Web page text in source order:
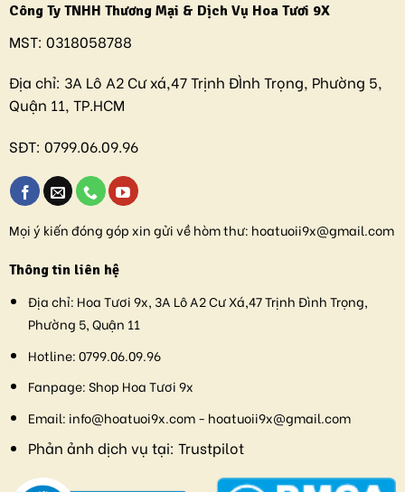
Công Ty TNHH Thương Mại & Dịch Vụ Hoa Tươi 9X
MST: 0318058788
Địa chỉ: 3A Lô A2 Cư xá,47 Trịnh ĐÌnh Trọng, Phường 5,
Quận 11, TP.HCM
SĐT: 0799.06.09.96
Mọi ý kiến đóng góp xin gửi về hòm thư: hoatuoii9x@gmail.com
Thông tin liên hệ
Địa chỉ: Hoa Tươi 9x, 3A Lô A2 Cư Xá,47 Trịnh Đình Trọng,
Phường 5, Quận 11
Hotline:0799.06.09.96
Fanpage:Shop Hoa Tươi 9x
Email: info@hoatuoi9x.com - hoatuoii9x@gmail.com
Phản ảnh dịch vụ tại: Trustpilot